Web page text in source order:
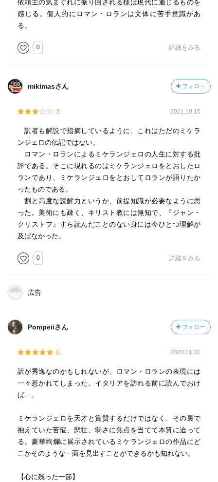
依頼主の気まぐれに振り回される様は現代に通じるものを
感じる。個人的にロマン・ロランは文体に苦手意識があ
る。
0 詳細をみる
mikimasさん フォロー
3 2021.10.15
訳者も解説で指摘しているように、これはただのミケラ
ンジェロの伝記ではない。
ロマン・ロランによるミケランジェロの人生に対する批
評である。そこに現れるのはミケランジェロをとおしたロ
ランであり、ミケランジェロをとおしてロランが語りたか
ったものである。
割と高度な読解力というか、前提知識が必要なように思
った。美術にも疎く、キリスト教には無知で、『ジャン・
クリストフ』すら読んだことのない身には今ひとつ理解が
及ばなかった。
0 詳細をみる
広告
Pompeiiさん フォロー
5 2020.01.31
訳が秀逸なのかもしれないが、ロマン・ロランの表現には
一々惹かれてしまった。イタリアを訪れる前に読んでおけ
ば…。
ミケランジェロを天才と賞賛するだけではなく、その裏で
抱えていた苦悩、悲壮、弱さに焦点を当てて本質に迫って
る。‬豪華絢爛に展示されているミケランジェロの作品にど
こかそのような一面を見出すことができるかも知れない。
【心に残った一節】